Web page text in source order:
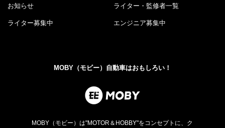
お知らせ ライター・監修者一覧
ライター募集中 エンジニア募集中
MOBY（モビー）自動車はおもしろい！
MOBY（モビー）は"MOTOR＆HOBBY"をコンセプトに、ク